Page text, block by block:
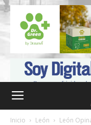
Inicio León León